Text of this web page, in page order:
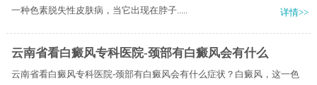
一种色素脱失性皮肤病，当它出现在脖子.....
详情>>
云南省看白癜风专科医院-颈部有白癜风会有什么
云南省看白癜风专科医院-颈部有白癜风会有什么症状？白癜风，这一色